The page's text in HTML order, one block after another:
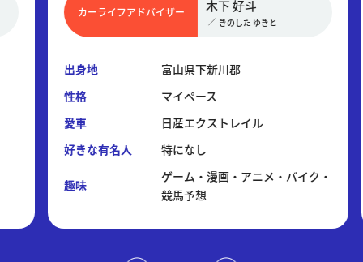
カーライフアドバイザー 木下 好斗
きのした ゆきと
富山県下新川郡
マイペース
日産エクストレイル
好きな有名人
特になし
ゲーム・漫画・アニメ・バイク・
競馬予想